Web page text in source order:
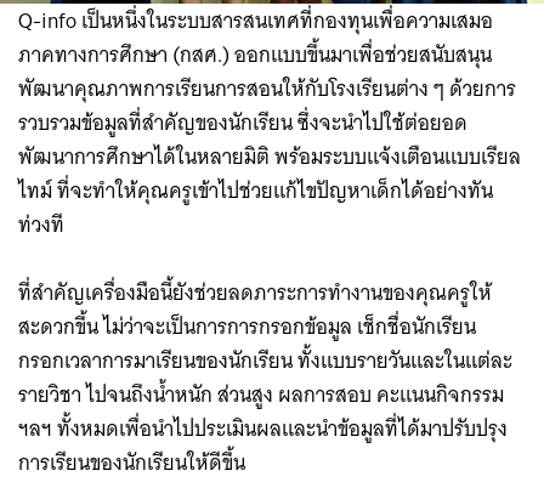
Q-info เป็นหนึ่งในระบบสารสนเทศที่กองทุนเพื่อความเสมอ
ภาคทางการศึกษา (กสศ.) ออกแบบขึ้นมาเพื่อช่วยสนับสนุน
พัฒนาคุณภาพการเรียนการสอนให้กับโรงเรียนต่าง ๆ ด้วยการ
รวบรวมข้อมูลที่สำคัญของนักเรียน ซึ่งจะนำไปใช้ต่อยอด
พัฒนาการศึกษาได้ในหลายมิติ พร้อมระบบแจ้งเตือนแบบเรียล
ไทม์ ที่จะทำให้คุณครูเข้าไปช่วยแก้ไขปัญหาเด็กได้อย่างทัน
ท่วงที
ที่สำคัญเครื่องมือนี้ยังช่วยลดภาระการทำงานของคุณครูให้
สะดวกขึ้น ไม่ว่าจะเป็นการการกรอกข้อมูล เช็กชื่อนักเรียน
กรอกเวลาการมาเรียนของนักเรียน ทั้งแบบรายวันและในแต่ละ
รายวิชา ไปจนถึงน้ำหนัก ส่วนสูง ผลการสอบ คะแนนกิจกรรม
ฯลฯ ทั้งหมดเพื่อนำไปประเมินผลและนำข้อมูลที่ได้มาปรับปรุง
การเรียนของนักเรียนให้ดีขึ้น